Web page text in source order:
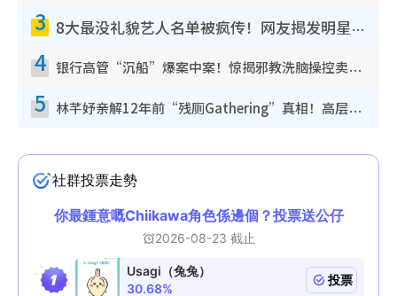
3 8大最没礼貌艺人名单被疯传！网友揭发明星真面目，一致数落这一位是无品天花板？
4 银行高管“沉船”爆案中案！惊揭邪教洗脑操控卖淫被吞600万，幕后黑手讲多错多
5 林芊妤亲解12年前“残厕Gathering”真相！高层解约一句话重创尊严，至今拒返TVB